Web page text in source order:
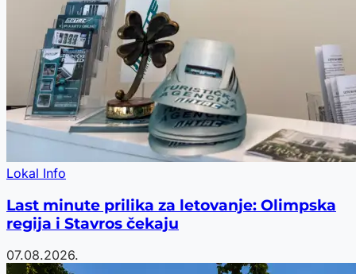
Lokal Info
Last minute prilika za letovanje: Olimpska
regija i Stavros čekaju
07.08.2026.